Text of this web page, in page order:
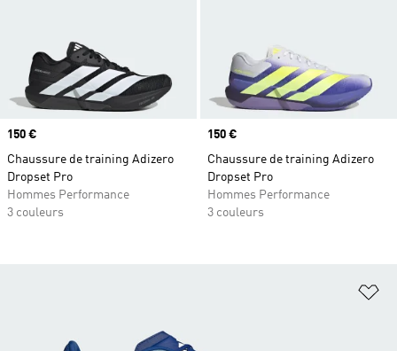
Prix
150 €
Chaussure de training Adizero
Dropset Pro
Hommes Performance
3 couleurs
Prix
150 €
Chaussure de training Adizero
Dropset Pro
Hommes Performance
3 couleurs